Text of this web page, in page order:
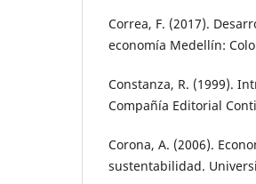
Correa, F. (2017).
economía Medellín:
Constanza, R. (1999).
Compañía Editorial
Corona, A. (2006).
sustentabilidad.